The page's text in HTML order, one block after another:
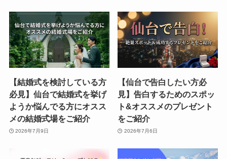
【結婚式を検討している方
必見】仙台で結婚式を挙げ
ようか悩んでる方にオスス
メの結婚式場をご紹介
2026年7月9日
【仙台で告白したい方必
見】告白するためのスポッ
ト&オススメのプレゼント
をご紹介
2026年7月6日